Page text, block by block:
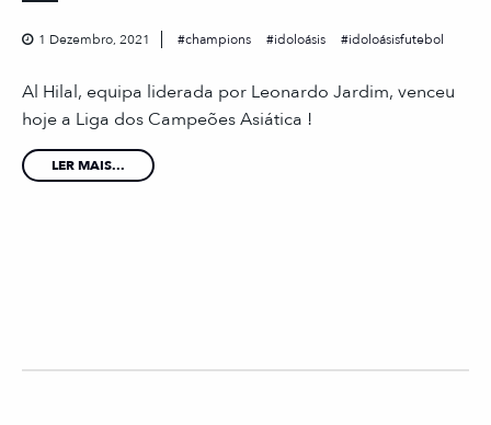
1 Dezembro, 2021 champions idoloásis idoloásisfutebol
Al Hilal, equipa liderada por Leonardo Jardim, venceu
hoje a Liga dos Campeões Asiática !
LER MAIS...